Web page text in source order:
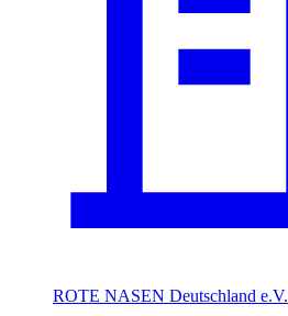
ROTE NASEN Deutschland e.V.